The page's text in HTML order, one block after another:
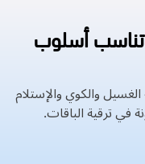
أسلوب
والكوي والإستلام
في ترقية الباقات.